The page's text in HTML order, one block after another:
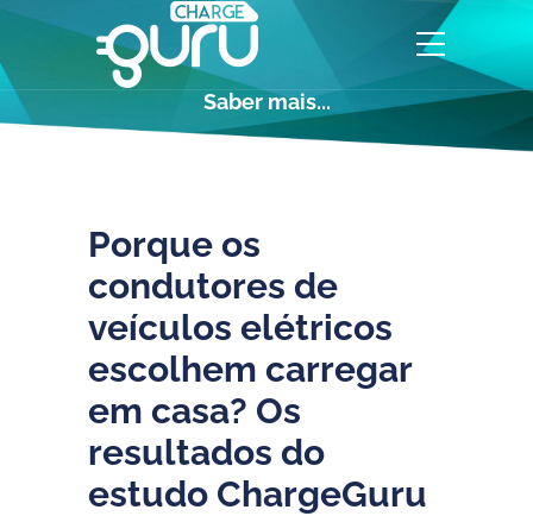
Saber mais...
Porque os
condutores de
veículos elétricos
escolhem carregar
em casa? Os
resultados do
estudo ChargeGuru